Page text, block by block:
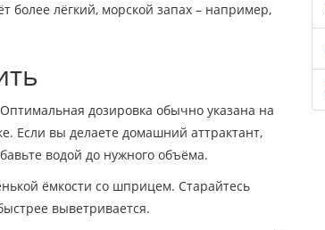
более лёгкий, морской запах – например,
дозировка обычно указана на
Если вы делаете домашний аттрактант,
водой до нужного объёма.
ёмкости со шприцем. Старайтесь
выветривается.